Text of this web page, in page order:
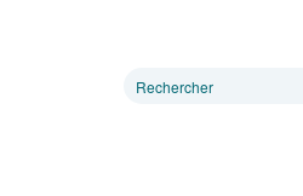
Rechercher